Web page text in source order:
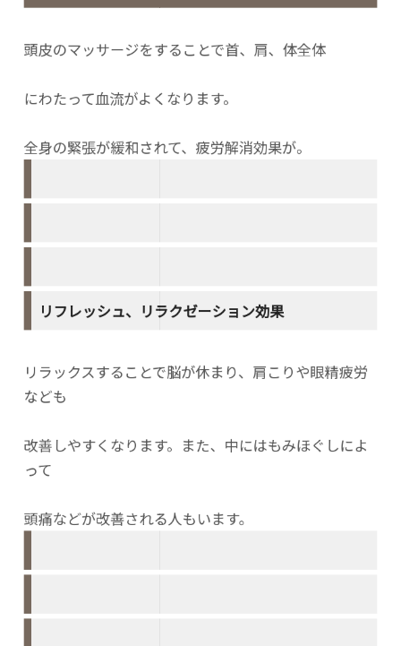
頭皮のマッサージをすることで首、肩、体全体
にわたって血流がよくなります。
全身の緊張が緩和されて、疲労解消効果が。
リフレッシュ、リラクゼーション効果
リラックスすることで脳が休まり、肩こりや眼精疲労
なども
改善しやすくなります。また、中にはもみほぐしによ
って
頭痛などが改善される人もいます。